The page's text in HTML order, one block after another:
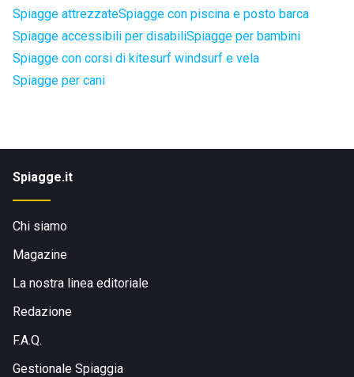
Spiagge attrezzateSpiagge con piscina e posto barca
Spiagge accessibili per disabiliSpiagge per bambini
Spiagge con corsi di kitesurf windsurf e vela
Spiagge per cani
Spiagge.it
Chi siamo
Magazine
La nostra linea editoriale
Redazione
F.A.Q.
Gestionale Spiaggia